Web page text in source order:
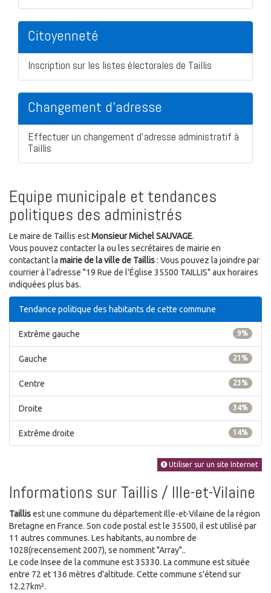
Citoyenneté
Inscription sur les listes électorales de Taillis
Changement d'adresse
Effectuer un changement d'adresse administratif à
Taillis
Equipe municipale et tendances
politiques des administrés
Le maire de Taillis estMonsieur Michel SAUVAGE.
Vous pouvez contacter la ou les secrétaires de mairie en
contactant la mairie de la ville de Taillis: Vous pouvez la joindre par
courrier à l'adresse "19 Rue de l'Église 35500 TAILLIS" aux horaires
indiquées plus bas.
Tendance politique des habitants de cette commune
9%
Extrême gauche
21%
Gauche
23%
Centre
34%
Droite
14%
Extrême droite
Utiliser sur un site Internet
Informations sur Taillis / Ille-et-Vilaine
Taillisest une commune du département Ille-et-Vilaine de la région
Bretagne en France. Son code postal est le 35500, il est utilisé par
11 autres communes. Les habitants, au nombre de
1028(recensement 2007), se nomment "Array"..
Le code Insee de la commune est 35330. La commune est située
entre 72 et 136 mètres d'altitude. Cette commune s'étend sur
12.27km².